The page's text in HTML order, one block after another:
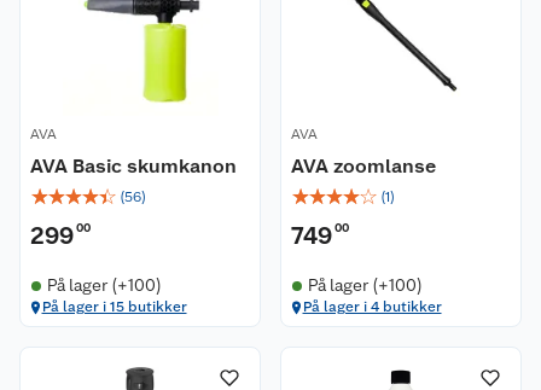
AVA
AVA Basic skumkanon
☆☆☆☆☆ (56)
29900
På lager (+100)
På lager i 15 butikker
AVA
AVA zoomlanse
☆☆☆☆☆ (1)
74900
På lager (+100)
På lager i 4 butikker